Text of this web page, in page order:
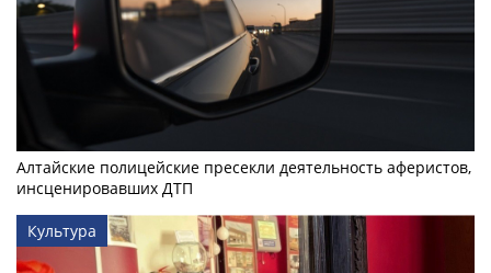
Алтайские полицейские пресекли деятельность аферистов,
инсценировавших ДТП
Культура